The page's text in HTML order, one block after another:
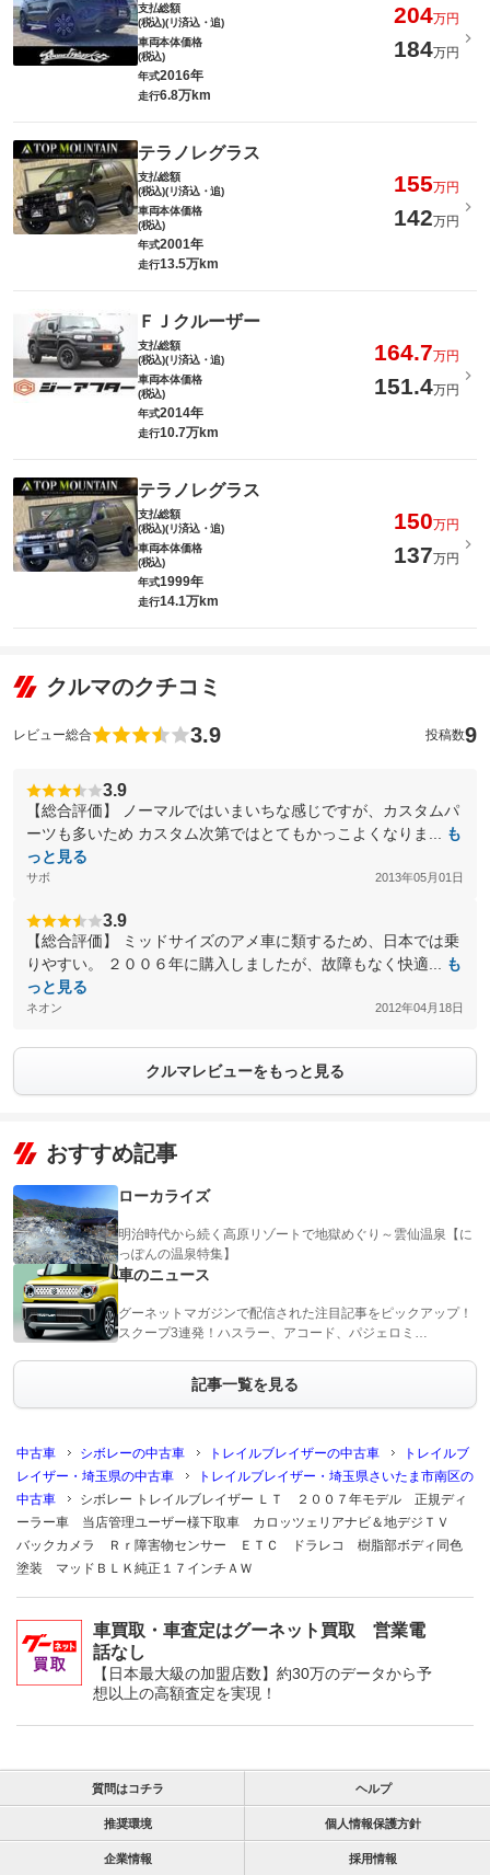
支払総額
(税込)(リ済込・追)
204万円
車両本体価格
(税込)
184万円
年式2016年
走行6.8万km
テラノレグラス
支払総額
(税込)(リ済込・追)
155万円
車両本体価格
(税込)
142万円
年式2001年
走行13.5万km
ＦＪクルーザー
支払総額
(税込)(リ済込・追)
164.7万円
車両本体価格
(税込)
151.4万円
年式2014年
走行10.7万km
テラノレグラス
支払総額
(税込)(リ済込・追)
150万円
車両本体価格
(税込)
137万円
年式1999年
走行14.1万km
クルマのクチコミ
レビュー総合 3.9 投稿数9
3.9
【総合評価】 ノーマルではいまいちな感じですが、カスタムパ
ーツも多いため カスタム次第ではとてもかっこよくなりま...
も
っと見る
サボ 2013年05月01日
3.9
【総合評価】 ミッドサイズのアメ車に類するため、日本では乗
りやすい。 ２００６年に購入しましたが、故障もなく快適...
も
っと見る
ネオン 2012年04月18日
クルマレビューをもっと見る
おすすめ記事
ローカライズ
明治時代から続く高原リゾートで地獄めぐり～雲仙温泉【に
っぽんの温泉特集】
車のニュース
グーネットマガジンで配信された注目記事をピックアップ！
スクープ3連発！ハスラー、アコード、パジェロミ…
記事一覧を見る
中古車 シボレーの中古車 トレイルブレイザーの中古車
トレイルブ
レイザー・埼玉県の中古車
トレイルブレイザー・埼玉県さいたま市南区の
中古車
シボレー トレイルブレイザー ＬＴ ２００７年モデル 正規ディ
ーラー車 当店管理ユーザー様下取車 カロッツェリアナビ＆地デジＴＶ
バックカメラ Ｒｒ障害物センサー ＥＴＣ ドラレコ 樹脂部ボディ同色
塗装 マッドＢＬＫ純正１７インチＡＷ
車買取・車査定はグーネット買取 営業電
話なし
【日本最大級の加盟店数】約30万のデータから予
想以上の高額査定を実現！
質問はコチラ ヘルプ
推奨環境 個人情報保護方針
企業情報 採用情報